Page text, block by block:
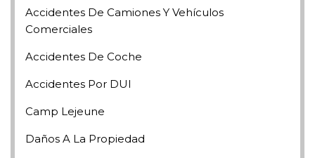
Accidentes De Camiones Y Vehículos
Comerciales
Accidentes De Coche
Accidentes Por DUI
Camp Lejeune
Daños A La Propiedad